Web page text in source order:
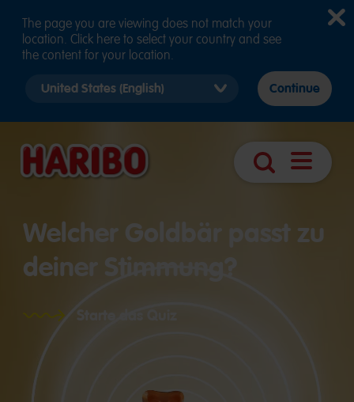
Suche
Welcher Goldbär passt zu
deiner Stimmung?
The page you are viewing does not match your
location. Click here to select your country and see
the content for your location.
country
Continue